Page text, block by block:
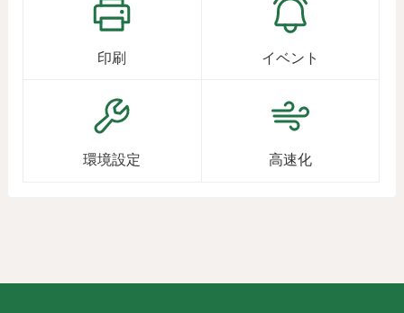
印刷 イベント
環境設定 高速化